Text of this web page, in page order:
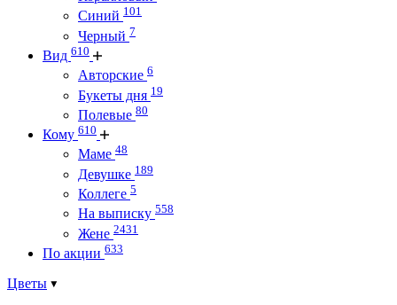
Синий 101
Черный 7
Вид 610
Авторские 6
Букеты дня 19
Полевые 80
Кому 610
Маме 48
Девушке 189
Коллеге 5
На выписку 558
Жене 2431
По акции 633
Цветы